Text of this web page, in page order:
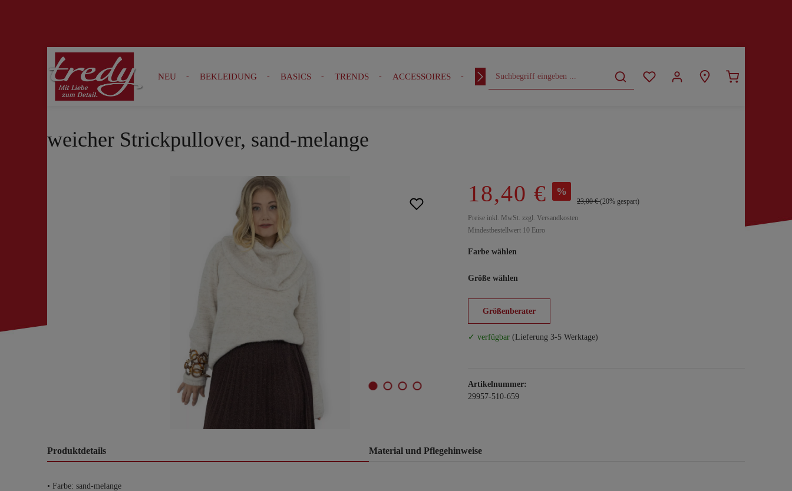
Zur Suche springen Zur Hauptnavigation springen
NEU BEKLEIDUNG BASICS TRENDS ACCESSOIRES OUTFITS CURVY
weicher Strickpullover, sand-melange
18,40 € %
23,00 €(20% gespart)
Preise inkl. MwSt. zzgl. Versandkosten
Mindestbestellwert 10 Euro
Farbe wählen
Größe wählen
Größenberater
✓ verfügbar (Lieferung 3-5 Werktage)
Artikelnummer:
29957-510-659
Produktdetails Material und Pflegehinweise
• Farbe: sand-melange